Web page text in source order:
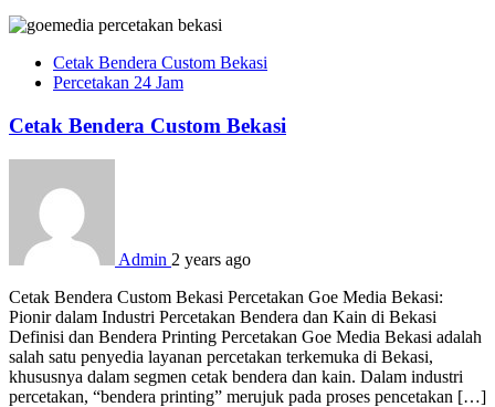
Cetak Bendera Custom Bekasi
Percetakan 24 Jam
Cetak Bendera Custom Bekasi
Admin 2 years ago
Cetak Bendera Custom Bekasi Percetakan Goe Media Bekasi:
Pionir dalam Industri Percetakan Bendera dan Kain di Bekasi
Definisi dan Bendera Printing Percetakan Goe Media Bekasi adalah
salah satu penyedia layanan percetakan terkemuka di Bekasi,
khususnya dalam segmen cetak bendera dan kain. Dalam industri
percetakan, “bendera printing” merujuk pada proses pencetakan […]